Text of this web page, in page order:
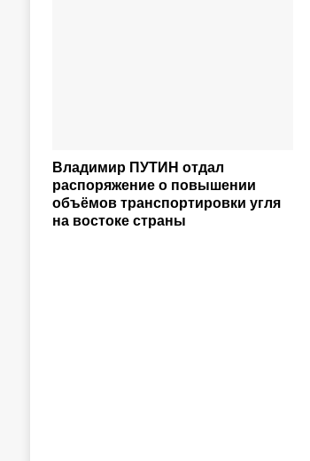
Владимир ПУТИН отдал
распоряжение о повышении
объёмов транспортировки угля
на востоке страны